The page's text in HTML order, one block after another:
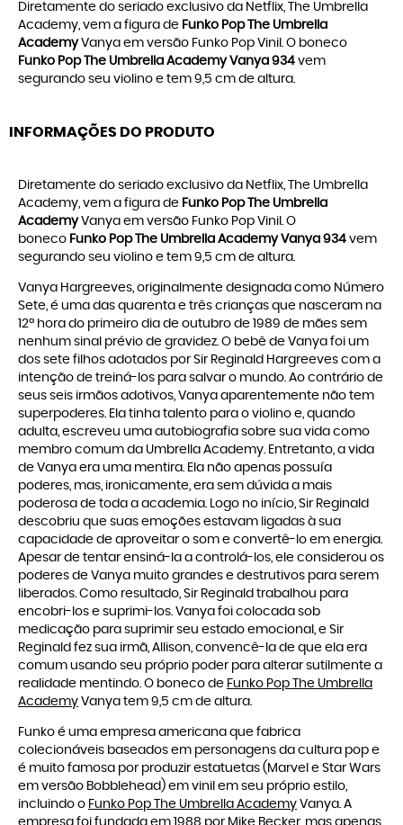
Diretamente do seriado exclusivo da Netflix, The Umbrella
Academy, vem a figura de Funko Pop The Umbrella
AcademyVanya em versão Funko Pop Vinil. O boneco
Funko Pop The Umbrella Academy Vanya 934 vem
segurando seu violino e tem 9,5 cm de altura.
INFORMAÇÕES DO PRODUTO
Diretamente do seriado exclusivo da Netflix, The Umbrella
Academy, vem a figura de Funko Pop The Umbrella
AcademyVanya em versão Funko Pop Vinil. O
boneco Funko Pop The Umbrella Academy Vanya 934 vem
segurando seu violino e tem 9,5 cm de altura.
Vanya Hargreeves, originalmente designada como Número
Sete, é uma das quarenta e três crianças que nasceram na
12ª hora do primeiro dia de outubro de 1989 de mães sem
nenhum sinal prévio de gravidez. O bebê de Vanya foi um
dos sete filhos adotados por Sir Reginald Hargreeves com a
intenção de treiná-los para salvar o mundo. Ao contrário de
seus seis irmãos adotivos, Vanya aparentemente não tem
superpoderes. Ela tinha talento para o violino e, quando
adulta, escreveu uma autobiografia sobre sua vida como
membro comum da Umbrella Academy. Entretanto, a vida
de Vanya era uma mentira. Ela não apenas possuía
poderes, mas, ironicamente, era sem dúvida a mais
poderosa de toda a academia. Logo no início, Sir Reginald
descobriu que suas emoções estavam ligadas à sua
capacidade de aproveitar o som e convertê-lo em energia.
Apesar de tentar ensiná-la a controlá-los, ele considerou os
poderes de Vanya muito grandes e destrutivos para serem
liberados. Como resultado, Sir Reginald trabalhou para
encobri-los e suprimi-los. Vanya foi colocada sob
medicação para suprimir seu estado emocional, e Sir
Reginald fez sua irmã, Allison, convencê-la de que ela era
comum usando seu próprio poder para alterar sutilmente a
realidade mentindo. O boneco de Funko Pop The Umbrella
Academy Vanya tem 9,5 cm de altura.
Funko é uma empresa americana que fabrica
colecionáveis baseados em personagens da cultura pop e
é muito famosa por produzir estatuetas (Marvel e Star Wars
em versão Bobblehead) em vinil em seu próprio estilo,
incluindo o Funko Pop The Umbrella Academy Vanya. A